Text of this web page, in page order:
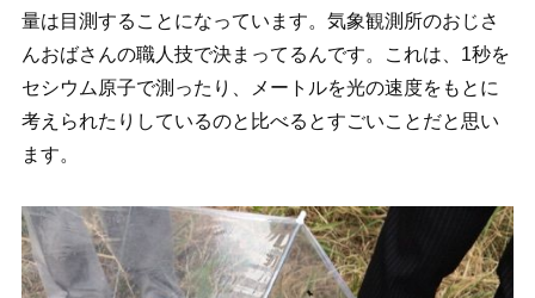
量は目測することになっています。気象観測所のおじさ
んおばさんの職人技で決まってるんです。これは、1秒を
セシウム原子で測ったり、メートルを光の速度をもとに
考えられたりしているのと比べるとすごいことだと思い
ます。